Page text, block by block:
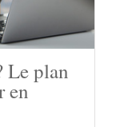
Le plan
en